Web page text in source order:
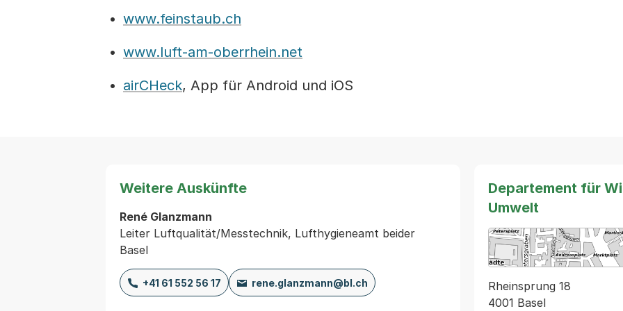
www.feinstaub.ch
www.luft-am-oberrhein.net
airCHeck, App für Android und iOS
Weitere Auskünfte
René Glanzmann
Leiter Luftqualität/Messtechnik, Lufthygieneamt beider
Basel
+41 61 552 56 17 rene.glanzmann@bl.ch
Departement für
Umwelt
Rheinsprung 18
4001 Basel